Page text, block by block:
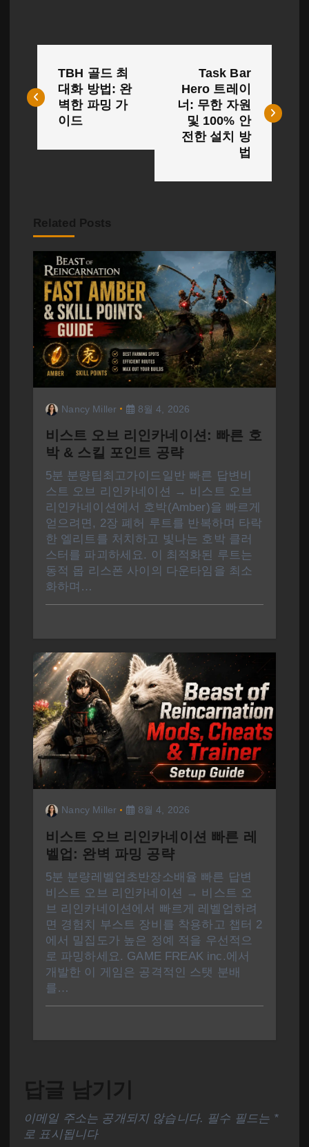
탐
색
TBH 골드 최
대화 방법: 완
벽한 파밍 가
이드
Task Bar
Hero 트레이
너: 무한 자원
및 100% 안
전한 설치 방
법
Related Posts
Nancy Miller 8월 4, 2026
비스트 오브 리인카네이션: 빠른 호
박 & 스킬 포인트 공략
5분 분량팁최고가이드일반 빠른 답변비
스트 오브 리인카네이션 → 비스트 오브
리인카네이션에서 호박(Amber)을 빠르게
얻으려면, 2장 폐허 루트를 반복하며 타락
한 엘리트를 처치하고 빛나는 호박 클러
스터를 파괴하세요. 이 최적화된 루트는
동적 몹 리스폰 사이의 다운타임을 최소
화하며…
Nancy Miller 8월 4, 2026
비스트 오브 리인카네이션 빠른 레
벨업: 완벽 파밍 공략
5분 분량레벨업초반장소배율 빠른 답변
비스트 오브 리인카네이션 → 비스트 오
브 리인카네이션에서 빠르게 레벨업하려
면 경험치 부스트 장비를 착용하고 챕터 2
에서 밀집도가 높은 정예 적을 우선적으
로 파밍하세요. GAME FREAK inc.에서
개발한 이 게임은 공격적인 스탯 분배
를…
답글 남기기
이메일 주소는 공개되지 않습니다. 필수 필드는 *
로 표시됩니다